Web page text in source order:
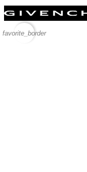
favorite_border